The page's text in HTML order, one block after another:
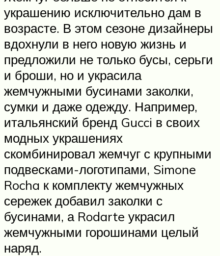
украшению исключительно дам в
возрасте. В этом сезоне дизайнеры
вдохнули в него новую жизнь и
предложили не только бусы, серьги
и броши, но и украсила
жемчужными бусинами заколки,
сумки и даже одежду. Например,
итальянский бренд Gucci в своих
модных украшениях
скомбинировал жемчуг с крупными
подвесками-логотипами, Simone
Rocha к комплекту жемчужных
сережек добавил заколки с
бусинами, а Rodarte украсил
жемчужными горошинами целый
наряд.